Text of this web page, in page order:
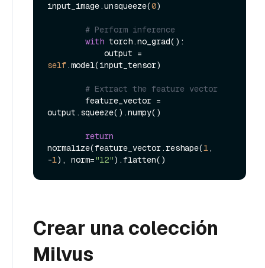
input_image.unsqueeze(0)
# Perform inference
with torch.no_grad():
self.model(input_tensor)
# Extract the feature vector
output.squeeze().numpy()
return
normalize(feature_vector.reshape(1,
-1), norm="l2"
Crear una colección
Milvus